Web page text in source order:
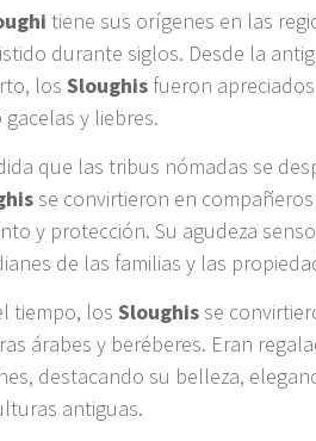
tiene sus orígenes en las
durante siglos. Desde la
losSloughis fueron
gacelas y liebres.
que las tribus nómadas se
se convirtieron en
y protección. Su agudeza
de las familias y las
tiempo, losSloughis se
árabes y beréberes. Eran
destacando su belleza,
antiguas.